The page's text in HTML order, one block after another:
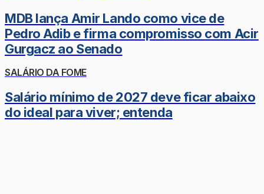
MDB lança Amir Lando como vice de
Pedro Adib e firma compromisso com Acir
Gurgacz ao Senado
SALÁRIO DA FOME
Salário mínimo de 2027 deve ficar abaixo
do ideal para viver; entenda